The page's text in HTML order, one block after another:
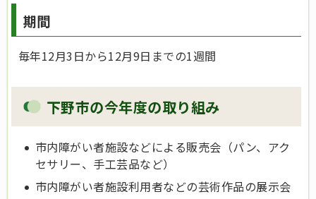
期間
毎年12月3日から12月9日までの1週間
下野市の今年度の取り組み
市内障がい者施設などによる販売会（パン、アク
セサリー、手工芸品など）
市内障がい者施設利用者などの芸術作品の展示会